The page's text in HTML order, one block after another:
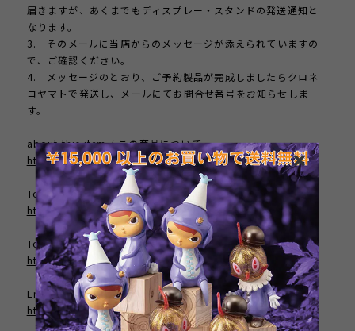
届きますが、あくまでもディスプレー・スタンドの発送通知と
なります。
3. そのメールに当店からのメッセージが添えられていますの
で、ご確認ください。
4. メッセージのとおり、ご予約製品が完成しましたらクロネ
コヤマトで発送し、メールにてお問合せ番号をお知らせしま
す。
about this item / この商品について
https://bit.ly/3rvDuC9
Tomenosuke Home Page / ホームページ
http://www.tomenosuke.com
Tomenosuke Blog / ブログ
http://tenshu53.exblog.jp
Engraving / エングレーブ加工
https://www.mokei-paddock.net